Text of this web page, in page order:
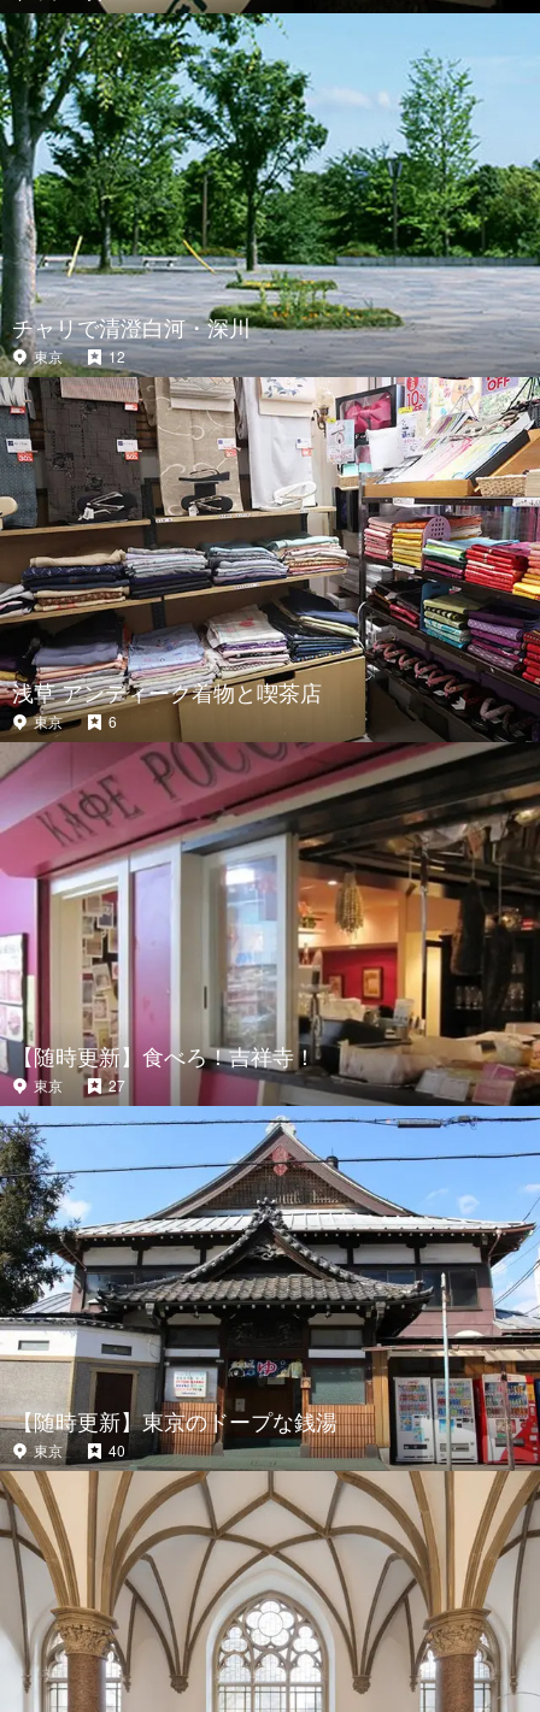
チャリで清澄白河・深川
東京 12
浅草 アンティーク着物と喫茶店
東京 6
【随時更新】食べろ！吉祥寺！
東京 27
【随時更新】東京のドープな銭湯
東京 40